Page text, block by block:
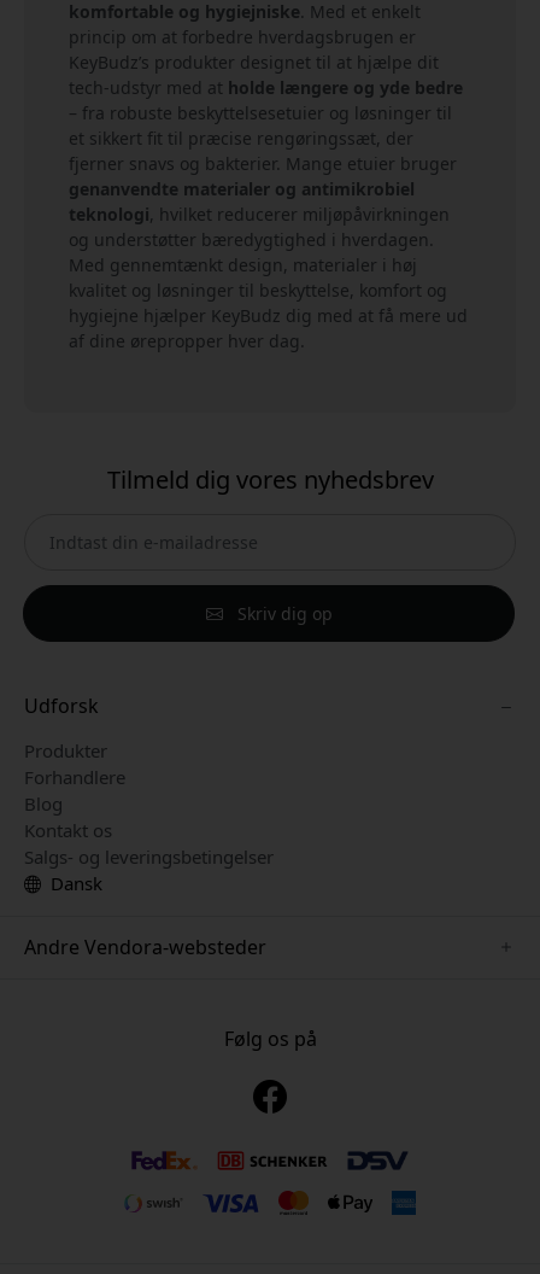
komfortable og hygiejniske. Med et enkelt
princip om at forbedre hverdagsbrugen er
KeyBudz’s produkter designet til at hjælpe dit
tech-udstyr med at holde længere og yde bedre
– fra robuste beskyttelsesetuier og løsninger til
et sikkert fit til præcise rengøringssæt, der
fjerner snavs og bakterier. Mange etuier bruger
genanvendte materialer og antimikrobiel
teknologi, hvilket reducerer miljøpåvirkningen
og understøtter bæredygtighed i hverdagen.
Med gennemtænkt design, materialer i høj
kvalitet og løsninger til beskyttelse, komfort og
hygiejne hjælper KeyBudz dig med at få mere ud
af dine ørepropper hver dag.
Tilmeld dig vores nyhedsbrev
Skriv dig op
Udforsk
Produkter
Forhandlere
Blog
Kontakt os
Salgs- og leveringsbetingelser
Dansk
Andre Vendora-websteder
www.myfirst.se
Følg os på